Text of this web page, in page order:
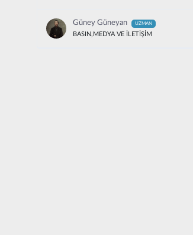
Güney Güneyan UZMAN
BASIN,MEDYA VE İLETİŞİM